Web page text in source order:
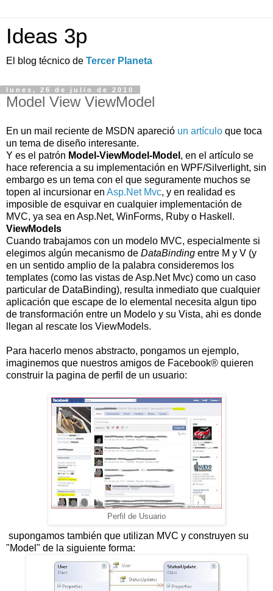
Ideas 3p
El blog técnico de Tercer Planeta
lunes, 26 de julio de 2010
Model View ViewModel
En un mail reciente de MSDN apareció un artículo que toca
un tema de diseño interesante.
Y es el patrón Model-ViewModel-Model , en el artículo se
hace referencia a su implementación en WPF/Silverlight, sin
embargo es un tema con el que seguramente muchos se
topen al incursionar en Asp.Net Mvc, y en realidad es
imposible de esquivar en cualquier implementación de
MVC, ya sea en Asp.Net, WinForms, Ruby o Haskell.
ViewModels
Cuando trabajamos con un modelo MVC, especialmente si
elegimos algún mecanismo de DataBinding entre M y V (y
en un sentido amplio de la palabra consideremos los
templates (como las vistas de Asp.Net Mvc) como un caso
particular de DataBinding), resulta inmediato que cualquier
aplicación que escape de lo elemental necesita algun tipo
de transformación entre un Modelo y su Vista, ahi es donde
llegan al rescate los ViewModels.
Para hacerlo menos abstracto, pongamos un ejemplo,
imaginemos que nuestros amigos de Facebook® quieren
construir la pagina de perfil de un usuario:
Perfil de Usuario
supongamos también que utilizan MVC y construyen su
"Model" de la siguiente forma: